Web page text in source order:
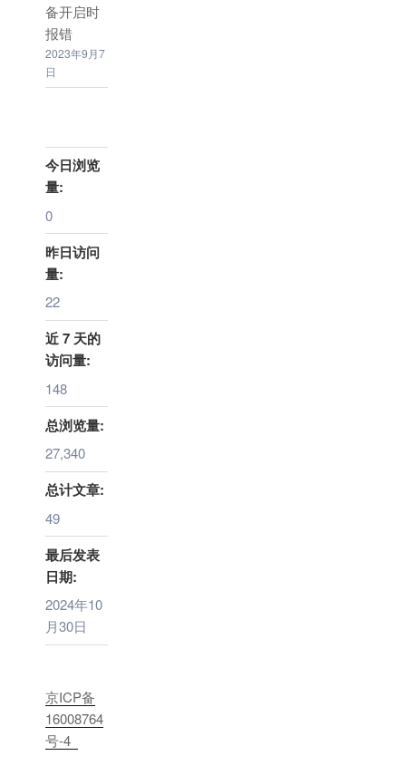
备开启时
报错
2023年9月7
日
今日浏览
量:
0
昨日访问
量:
22
近 7 天的
访问量:
148
总浏览量:
27,340
总计文章:
49
最后发表
日期:
2024年10
月30日
京ICP备
16008764
号-4